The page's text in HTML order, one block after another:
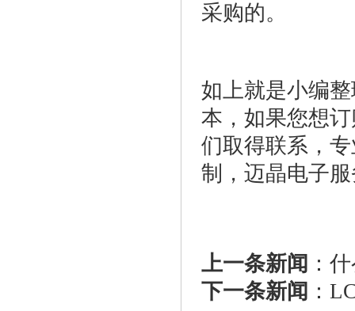
采购的。
如上就是小编
本，如果您想
们取得联系，
制，迈晶电子
上一条新闻 ：
下一条新闻 ：